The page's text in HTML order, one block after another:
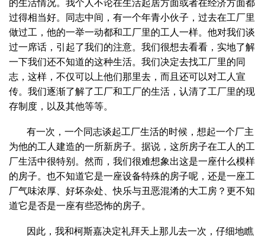
的生活情况。我个人不论在生活起居方面或者在经济方面都
过得相当好。同志中间，有一个年青小伙子，过去在工厂里
做过工，他的一举一动都和工厂里的工人一样。他对我们谈
过一席话，引起了我们的注意。我们很想去看看，实地了解
一下我们还不知道的这种生活。我们决定去找工厂里的同
志，这样，不仅可以上他们那里去，而且还可以对工人宣
传。我们逐渐了解了工厂和工厂的生活，认清了工厂里的现
存制度，以及其他等等。
有一次，一个同志谈起工厂生活的时候，想起一个厂主
为他的工人建造的一所新房子。据说，这所房子在工人的工
厂生活中很特别。然而，我们很难想象出这是一座什么模样
的房子。也不知道它是一座设备特殊的房子呢，还是一座工
厂气味浓厚、好坏杂处、快乐与丑恶混淆的大工房？更不知
道它是否是一座有些恐怖的房子。
因此，我和柯斯嘉决定礼拜天上那儿去一次，仔细地瞧